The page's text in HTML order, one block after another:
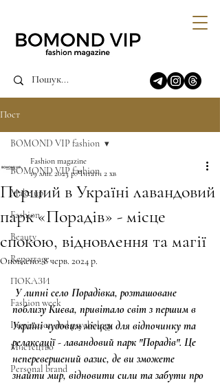
Пост
BOMOND VIP fashion
Make up
Fashion
Beauty
Reportage
ПОКАЗИ
Fashion week
Inspiration and psychology
Мистецтво
Personal brand
BOMOND VIP fashion
Перший в Україні лавандовий
парк «Порадів» - місце
спокою, відновлення та магії
Fashion magazine
19 лип. 2023 р.Читати 2 хв
Оновлено:8 черв. 2024 р.
поблизу Києва, привітало світ з першим в
Україні чудовим місцем для відпочинку та
релаксації - лавандовий парк "Порадів". Це
неперевершений оазис, де ви зможете
знайти мир, відновити сили та забути про